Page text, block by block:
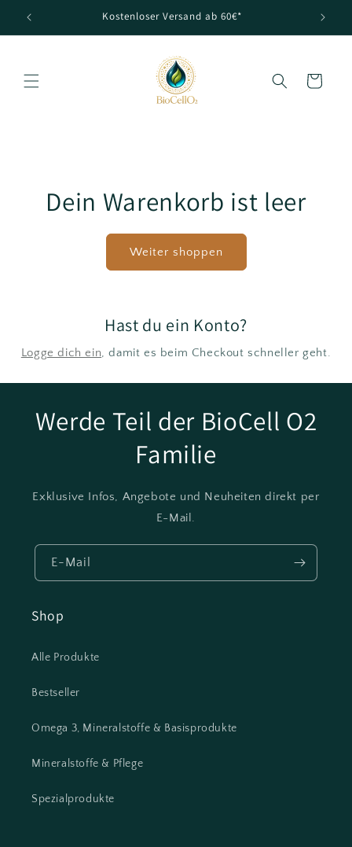
zum
Kostenloser Versand ab 60€*
Warenkorb
Dein Warenkorb ist leer
Weiter shoppen
Hast du ein Konto?
Logge dich ein, damit es beim Checkout schneller geht.
Werde Teil der BioCell O2
Familie
Exklusive Infos, Angebote und Neuheiten direkt per
E-Mail.
E-Mail
Shop
Alle Produkte
Bestseller
Omega 3, Mineralstoffe & Basisprodukte
Mineralstoffe & Pflege
Spezialprodukte